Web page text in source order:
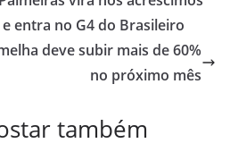
entra no G4 do Brasileiro
deve subir mais de 60%
no próximo mês
também